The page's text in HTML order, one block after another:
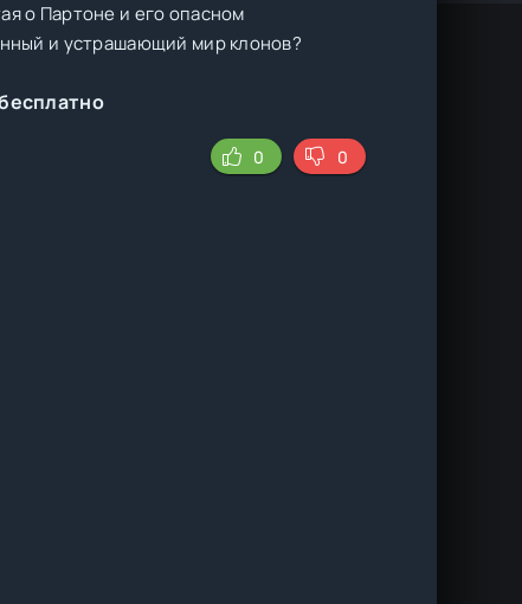
о Партоне и его опасном
и устрашающий мир клонов?
0 0